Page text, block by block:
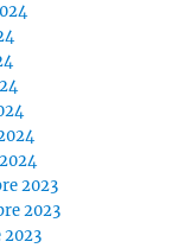
2023
2023
2023